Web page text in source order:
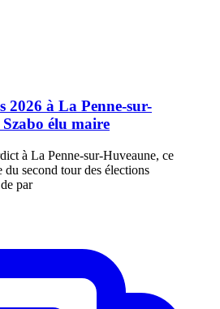
2026 à La Penne-sur-
élu maire
à La Penne-sur-Huveaune, ce
du second tour des élections
par